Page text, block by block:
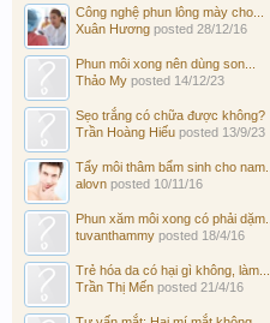
Công nghệ phun lông mày cho...
Xuân Hương posted 28/12/16
Phun môi xong nên dùng son...
Thảo My posted 14/12/23
Sẹo trắng có chữa được không?
Trần Hoàng Hiếu posted 13/9/23
Tẩy môi thâm bẩm sinh cho nam...
alovn posted 10/11/16
Phun xăm môi xong có phải dặm...
tuvanthammy posted 18/4/16
Trẻ hóa da có hại gì không, làm...
Trần Thị Mến posted 21/4/16